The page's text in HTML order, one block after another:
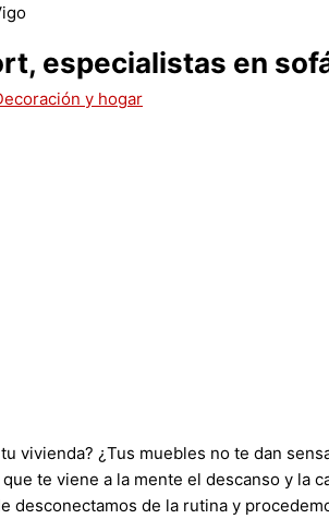
especialistas en
y hogar
vivienda? ¿Tus muebles no te dan
que te viene a la mente el descanso y la
desconectamos de la rutina y